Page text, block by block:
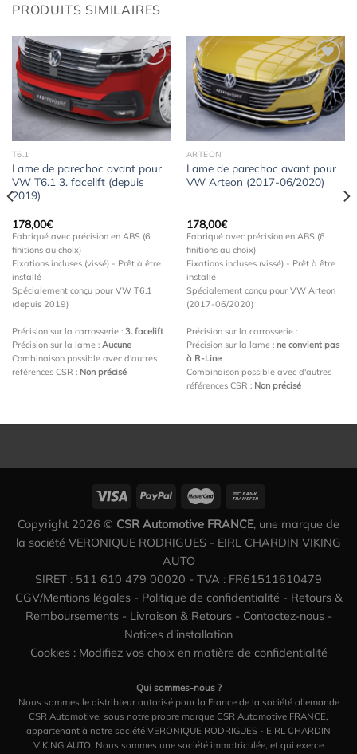
PRODUITS SIMILAIRES
Ajouter
à la
wishlist
T6.1
Lame de parechoc avant pour
VW T6.1 3. facelift (depuis
2019)
178,00€
Fabriqué avec précision en ABS (6
finitions au choix)
Fixations incluses (vissé) - Prêt à être
installé
Spécialement conçu pour VW T6.1
(depuis 2019)
Précision sur la carrosserie : 3. facelift
Précision sur la lame : Aucune
Combinaison possible avec d'autres
références CSR : Non précisé
Ajouter
à la
wishlist
ARTEON
Lame de parechoc avant pour
VW Arteon (2017-06/2020)
178,00€
Fabriqué avec précision en ABS (6
finitions au choix)
Fixations incluses (vissé) - Prêt à être
installé
Spécialement conçu pour VW Arteon
(2017-06/2020)
Précision sur la carrosserie :
Précision sur la lame : ne convient pas
à R-Line
Combinaison possible avec d'autres
références CSR : Non précisé
Copyright 2026 © CSR Automotive FRANCE, une marque de
la société VERONIQUE RODRIGUES - EIRL CHARDIN VIKING
AUTO
SIRET : 511 610 479 00020 - TVA : FR61511610479
CGV/Mentions légales- Politique de confidentialité - Retours &
Remboursements- Livraison & Retours- Contactez-nous-
Notices d'installation
Cookies : Modifiez vos choix en matière de confidentialité
Qui sommes-nous ?
Nous sommes le distribteur autorisé pour la France de la société allemande
CSR Automotive, sous notre propre marque CSR Automotive FRANCE,
appartenant à notre société VERONIQUE RODRIGUES - EIRL CHARDIN
VIKING AUTO. Nous sommes une société immatriculée, et qui exerce